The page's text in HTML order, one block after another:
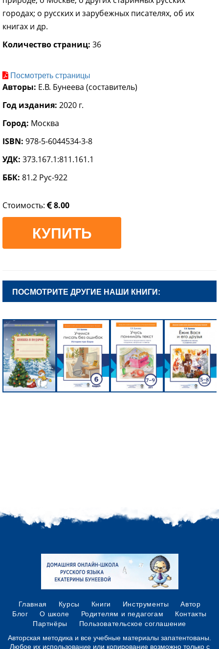
городах; о русских и зарубежных писателях, об их
книгах и др.
Количество страниц: 36
Посмотреть страницы
Авторы: Е.В. Бунеева (составитель)
Год издания: 2020 г.
Город: Москва
ISBN: 978-5-6044534-3-8
УДК: 373.167.1:811.161.1
ББК: 81.2 Рус-922
Стоимость: 8.00
КУПИТЬ
ПОСМОТРИТЕ ДРУГИЕ НАШИ КНИГИ:
Главная Курсы Книги Инструменты
Автор
Блог
О школе Родителям и педагогам
Контакты
Партнёры
Пользовательское соглашение
Авторская методика и все учебные материалы запатентованы.
Любое их использование или копирование возможно только с